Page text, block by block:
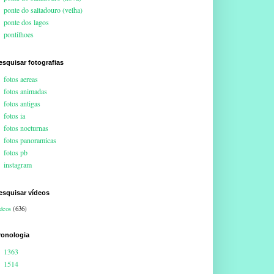
ponte do saltadouro (velha)
ponte dos lagos
pontilhoes
fotografias
fotos aereas
fotos animadas
fotos antigas
fotos ia
fotos nocturnas
fotos panoramicas
fotos pb
instagram
vídeos
(636)
1363
1514